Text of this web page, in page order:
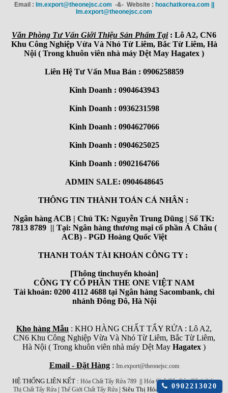
Email : Im.export@theonejsc.com -&- Website : hoachatkorea.com ||
Im.export@theonejsc.com
Click
0902213020
Văn Phòng Tư Vấn Giới Thiệu Sản Phẩm Tại: Lô A2, CN6
Khu Công Nghiệp Vừa Và Nhỏ Từ Liêm, Bắc Từ Liêm, Hà
Nội ( Trong khuôn viên nhà máy Dệt May Hagatex )
Liên Hệ Tư Vấn Mua Bán : 0906258859
Kinh Doanh : 0904643943
Kinh Doanh : 0936231598
Kinh Doanh : 0904627066
Kinh Doanh : 0904625025
Kinh Doanh : 0902164766
ADMIN SALE: 0904648645
THÔNG TIN THÀNH TOÁN CÁ NHÂN :
Ngân hàng ACB | Chủ TK: Nguyễn Trung Dũng | Số TK:
7813 8789 || Tại: Ngân hàng thương mại cổ phần Á Châu (
ACB) - PGD Hoàng Quốc Việt
THANH TOÁN TÀI KHOẢN CÔNG TY :
[Thông tinchuyển khoản]
CÔNG TY CỔ PHẦN THE ONE VIỆT NAM
Tài khoản: 0200 4112 4688 tại Ngân hàng Sacombank, chi
nhánh Đông Đô, Hà Nội
Kho hàng Mẫu : KHO HÀNG CHẤT TẨY RỬA : Lô A2,
CN6 Khu Công Nghiệp Vừa Và Nhỏ Từ Liêm, Bắc Từ Liêm,
Hà Nội ( Trong khuôn viên nhà máy Dệt May Hagatex )
Email - Đặt Hàng: Im.export@theonejsc.com
HỆ THỐNG LIÊN KẾT : Hóa Chất Tẩy Rửa 789 || Hóa Chất Tẩy Rửa Tốt||Siêu
Thị Chất Tẩy Rửa | Thế Giới Chất Tẩy Rửa | Siêu Thị Hóa Chất Công Nghiệp